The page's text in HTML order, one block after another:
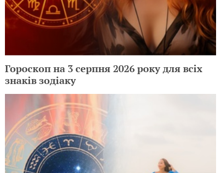
Гороскоп на 3 серпня 2026 року для всіх
знаків зодіаку